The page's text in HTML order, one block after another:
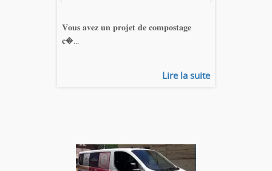
𝐕𝐨𝐮𝐬 𝐚𝐯𝐞𝐳 𝐮𝐧 𝐩𝐫𝐨𝐣𝐞𝐭 𝐝𝐞 𝐜𝐨𝐦𝐩𝐨𝐬𝐭𝐚𝐠𝐞
𝐜�...
Lire la suite